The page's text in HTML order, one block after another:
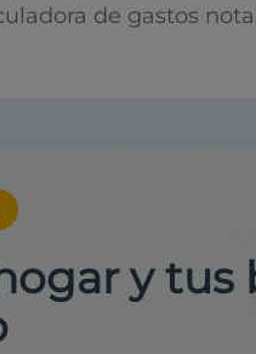
de gastos
y